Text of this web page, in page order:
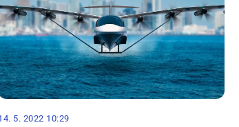
5. 2022 10:29